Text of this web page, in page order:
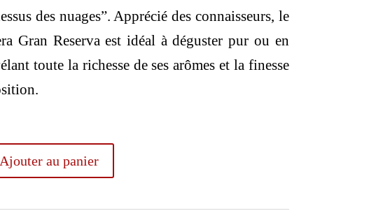
des nuages”. Apprécié des connaisseurs, le
Gran Reserva est idéal à déguster pur ou en
toute la richesse de ses arômes et la finesse
Ajouter au panier